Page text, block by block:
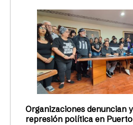
Organizaciones denuncian
represión política en